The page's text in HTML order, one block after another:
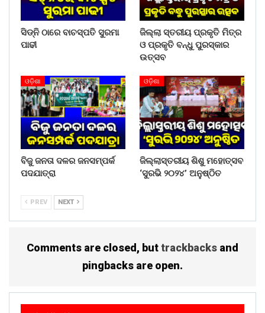
ସିଡ୍‌ନି ଠାରେ ବାଚସ୍ପତି ସୁରମା
ପାଢୀ
ଜିଲ୍ଲା ସ୍ତରୀୟ ପ୍ରକୃତି ମିତ୍ର
ଓ ପ୍ରକୃତି ବନ୍ଧୁ ପୁରସ୍କାର
ଉତ୍ସବ
ଓଡ଼ିଶା
ବିଜୁ ଜନତା ଦଳର ଜନସମ୍ପର୍କ
ପଦଯାତ୍ରା
ଓଡ଼ିଶା
ଜିଲ୍ଲାସ୍ତରୀୟ ଶିଶୁ ମହୋତ୍ସବ
‘ସୁରଭି ୨୦୨୪’ ଅନୁଷ୍ଠିତ
PREV NEXT
Comments are closed, buttrackbacks and
pingbacks are open.